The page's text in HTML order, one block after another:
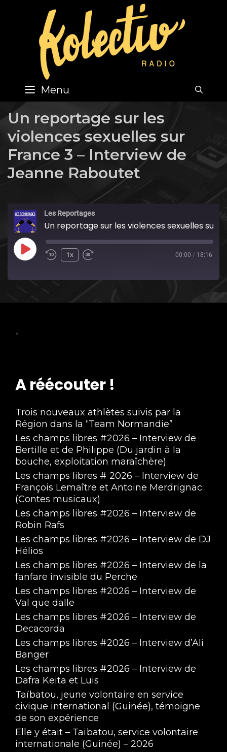
content
Menu
Un reportage sur les
violences sexuelles sur
France 3 – Interview de
Jeanne Raboutet
Les Reportages
Play
1x 00:00 / 18:16
-
A réécouter !
Trois nouveaux athlètes suivis par la
Région dans la “Team Normandie”
Les champs libres #2026 – Interview de
Bertille et de Philippe (Du jardin à la
bouche, exploitation maraîchère)
Les champs libres # 2026 – Interview de
François Lemaître et Antoine Merdrignac
(Contes musicaux)
Les champs libres #2026 – Interview de
Robin Rafs
Les champs libres #2026 – Interview de DJ
Hélios
Les champs libres #2026 – Interview de la
fanfare invisible du Perche
Les champs libres #2026 – Interview de
Val que dalle
Les champs libres #2026 – Interview de
Decacorda
Les champs libres #2026 – Interview d’Ali
Banger
Les champs libres #2026 – Interview de
Dafra Keita et Luis
Taïbatou, jeune volontaire en service
civique international (Guinée), témoigne
de son expérience
Elle y était – Taïbatou, service volontaire
internationale (Guinée) – 2026